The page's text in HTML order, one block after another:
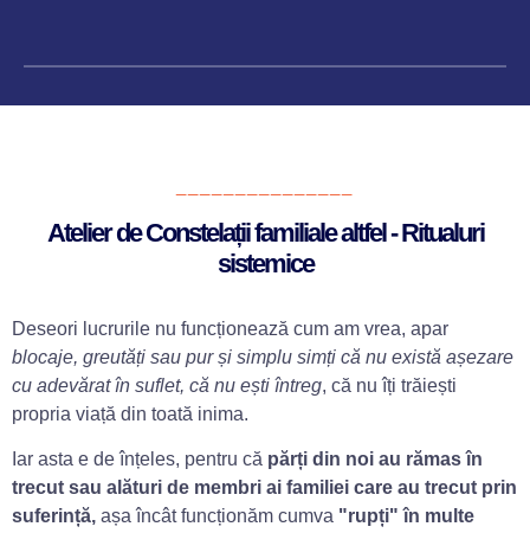
Atelier de Constelații familiale altfel - Ritualuri
sistemice
Deseori lucrurile nu funcționează cum am vrea, apar
blocaje, greutăți sau pur și simplu simți că nu există așezare
cu adevărat în suflet, că nu ești întreg, că nu îți trăiești
propria viață din toată inima.
Iar asta e de înțeles, pentru că părți din noi au rămas în
trecut sau alături de membri ai familiei care au trecut prin
suferință, așa încât funcționăm cumva ʺrupțiʺ în multe